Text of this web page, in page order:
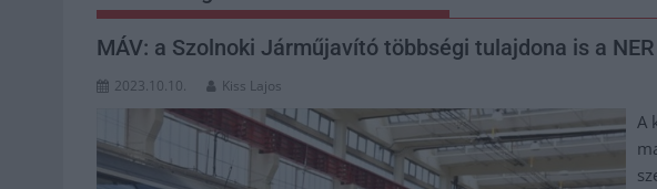
MÁV: a Szolnoki Járműjavító többségi tulajdona is a
2023.10.10. Kiss Lajos
A